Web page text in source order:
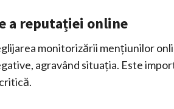
a reputației online
monitorizării mențiunilor
agravând situația. Este